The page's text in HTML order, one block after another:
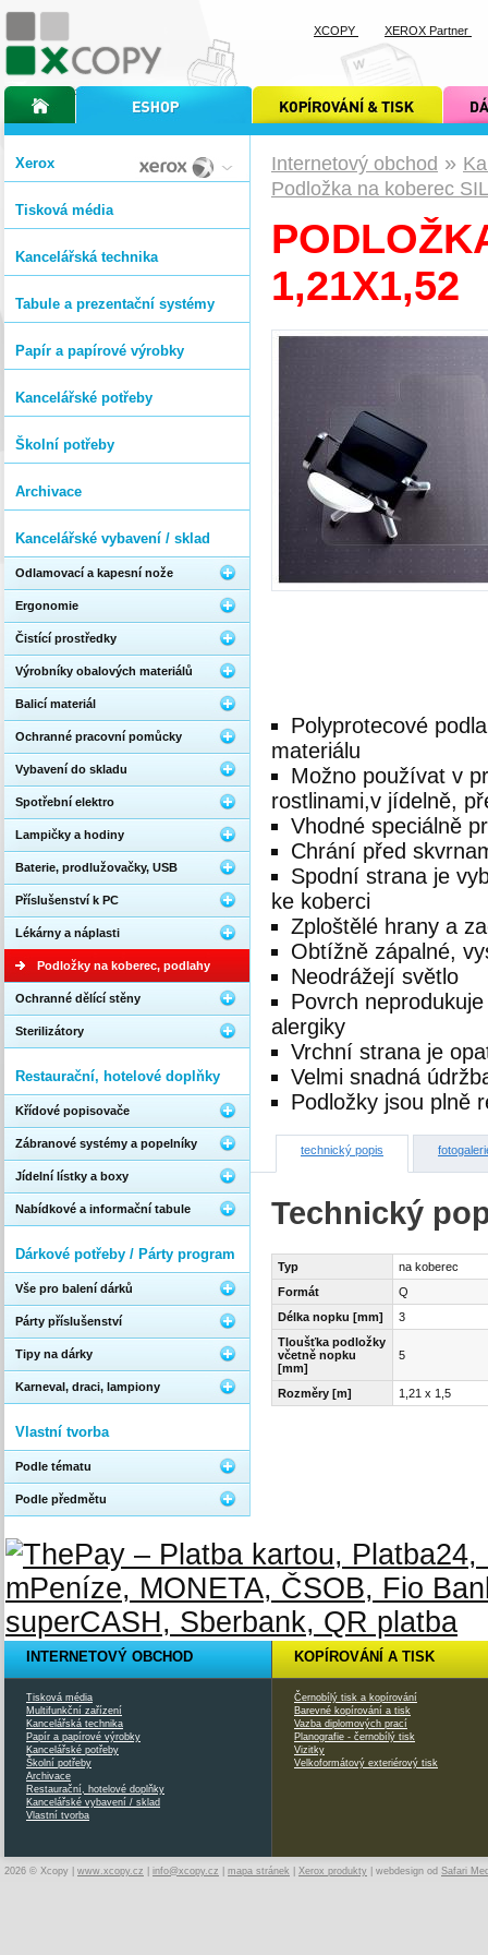
Internetový obchod »
Podložka na koberec
1,21X1,52
Polyprotecové
materiálu
Možno používat v
rostlinami,v jídelně,
Vhodné speciálně
Chrání před
Spodní strana je
ke koberci
Zploštělé hrany a
Obtížně zápalné,
Neodrážejí světlo
Povrch
alergiky
Vrchní strana je
Velmi snadná
Podložky jsou plně
technický popis
Technický
Typ
na koberec
Formát
Q
Délka nopku [mm]
3
Tloušťka podložky
včetně nopku
[mm]
5
Rozměry [m] 1,21 x 1,5
Xerox
Tisková média
Kancelářská technika
Tabule a prezentační systémy
Papír a papírové výrobky
Kancelářské potřeby
Školní potřeby
Archivace
Kancelářské vybavení / sklad
Odlamovací a kapesní nože
Ergonomie
Čistící prostředky
Výrobníky obalových materiálů
Balicí materiál
Ochranné pracovní pomůcky
Vybavení do skladu
Spotřební elektro
Lampičky a hodiny
Baterie, prodlužovačky, USB
Příslušenství k PC
Lékárny a náplasti
Podložky na koberec, podlahy
Ochranné dělící stěny
Sterilizátory
Restaurační, hotelové doplňky
Křídové popisovače
Zábranové systémy a popelníky
Jídelní lístky a boxy
Nabídkové a informační tabule
Dárkové potřeby / Párty program
Vše pro balení dárků
Párty příslušenství
Tipy na dárky
Karneval, draci, lampiony
Vlastní tvorba
Podle tématu
Podle předmětu
INTERNETOVÝ OBCHOD
Tisková média
Multifunkční zařízení
Kancelářská technika
Papír a papírové výrobky
Kancelářské potřeby
Školní potřeby
Archivace
Restaurační, hotelové doplňky
Kancelářské vybavení / sklad
Vlastní tvorba
KOPÍROVÁNÍ A TISK
Černobílý tisk a kopírování
Barevné kopírování a tisk
Vazba diplomových prací
Planografie - černobílý tisk
Vizitky
Velkoformátový exteriérový tisk
2026 © Xcopy | www.xcopy.cz info@xcopy.cz mapa stránek Xerox produkty | webdesign od Safari
úvodní stránka xcopyinternetový obchod xcopy kopírování a tisk xcopy dárkové
XCOPY XEROX Partner